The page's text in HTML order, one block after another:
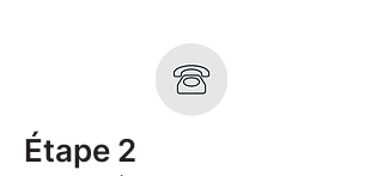
Description des
vêtements
Étape 2